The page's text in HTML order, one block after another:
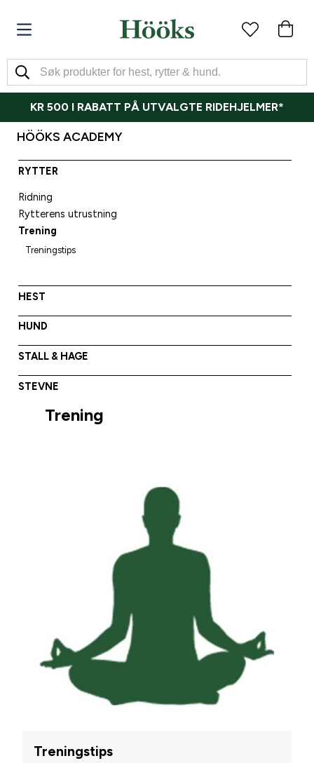
KR 500 I RABATT PÅ UTVALGTE RIDEHJELMER*
HÖÖKS ACADEMY
RYTTER
Ridning
Rytterens utrustning
Trening
Treningstips
HEST
HUND
STALL & HAGE
STEVNE
Trening
Treningstips